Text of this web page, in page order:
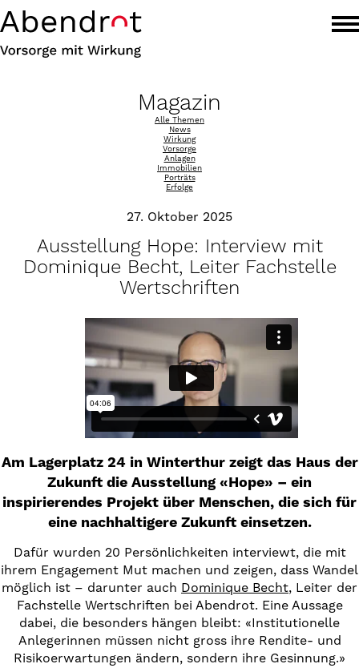
Magazin
Alle Themen
News
Wirkung
Vorsorge
Anlagen
Immobilien
Porträts
Erfolge
27. Oktober 2025
Ausstellung Hope: Interview mit
Dominique Becht, Leiter Fachstelle
Wertschriften
Am Lagerplatz 24 in Winterthur zeigt das Haus der
Zukunft die Ausstellung «Hope» – ein
inspirierendes Projekt über Menschen, die sich für
eine nachhaltigere Zukunft einsetzen.
Dafür wurden 20 Persönlichkeiten interviewt, die mit
ihrem Engagement Mut machen und zeigen, dass Wandel
möglich ist – darunter auch Dominique Becht, Leiter der
Fachstelle Wertschriften bei Abendrot. Eine Aussage
dabei, die besonders hängen bleibt: «Institutionelle
Anlegerinnen müssen nicht gross ihre Rendite- und
Risikoerwartungen ändern, sondern ihre Gesinnung.»